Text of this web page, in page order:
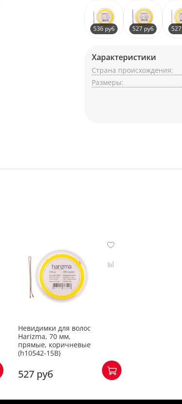
536 руб 527 руб
Характеристики
Страна происхождения:
Размеры:
Невидимки для волос
Harizma, 70 мм,
прямые, коричневые
(h10542-15B)
527 руб